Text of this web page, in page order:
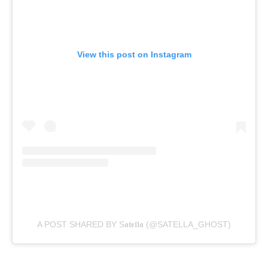
View this post on Instagram
A POST SHARED BY S𝖆𝖙𝖊𝖑𝖑𝖆 (@SATELLA_GHOST)